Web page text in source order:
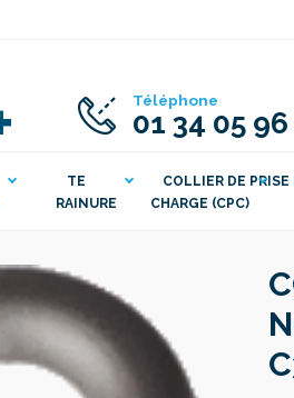
Téléphone
01 34 05
TE
RAINURE
COLLIER DE PRISE
CHARGE (CPC)